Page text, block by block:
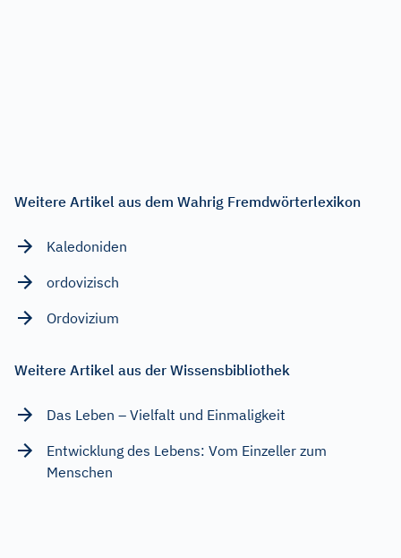
Weitere Artikel aus dem Wahrig Fremdwörterlexikon
Kaledoniden
ordovizisch
Ordovizium
Weitere Artikel aus der Wissensbibliothek
Das Leben – Vielfalt und Einmaligkeit
Entwicklung des Lebens: Vom Einzeller zum
Menschen